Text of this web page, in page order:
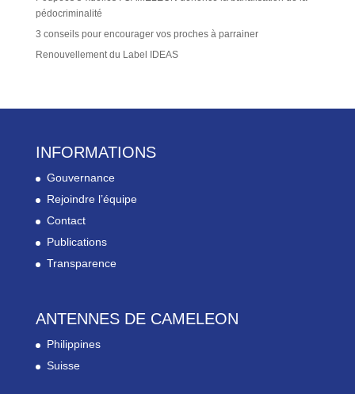
pédocriminalité
3 conseils pour encourager vos proches à parrainer
Renouvellement du Label IDEAS
INFORMATIONS
Gouvernance
Rejoindre l’équipe
Contact
Publications
Transparence
ANTENNES DE CAMELEON
Philippines
Suisse